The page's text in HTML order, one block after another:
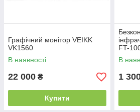
Графічний монітор VEIKK
VK1560
В наявності
22 000 ₴
Купити
FT-
В
1